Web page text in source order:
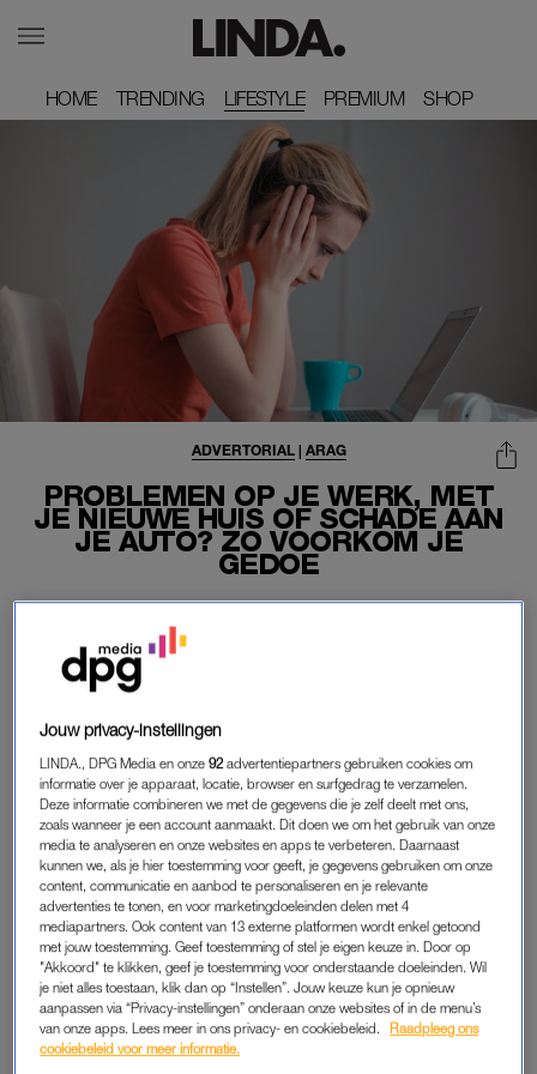
HOME
HOME TRENDING
TRENDING LIFESTYLE PREMIUM
PREMIUM SHOP
SHOP
PROBLEMEN OP JE WERK, MET
JE NIEUWE HUIS OF SCHADE AAN
JE AUTO? ZO VOORKOM JE
GEDOE
ADVERTORIAL| ARAG
droombaan of ben jij een van de
heeft weten te bemachtigen? Dan is het goed om even
Nieuwe fases in je leven zijn leuk en spannend, maar soms
heb je ook de expertise van een juridisch expert nodig.
BETROKKEN EXPERTS
Bij gedoe op je werk, een probleem met je nieuwe huis of
schade aan je auto is het toch fijn als je even met een jurist
kunt bellen over wat je het beste kunt doen. Een
rechtsbijstandverzekering komt altijd van pas.
Bij een belletje naar ARAG heb je meteen contact met een
jurist, die jouw zaak persoonlijk behandelt. Ook is er voor elke
Jouw privacy-instellingen
LINDA., DPG Media en onze92 advertentiepartners gebruiken cookies om
informatie over je apparaat, locatie, browser en surfgedrag te verzamelen.
Deze informatie combineren we met de gegevens die je zelf deelt met ons,
zoals wanneer je een account aanmaakt. Dit doen we om het gebruik van onze
media te analyseren en onze websites en apps te verbeteren. Daarnaast
kunnen we, als je hier toestemming voor geeft, je gegevens gebruiken om onze
content, communicatie en aanbod te personaliseren en je relevante
advertenties te tonen, en voor marketingdoeleinden delen met 4
mediapartners. Ook content van 13 externe platformen wordt enkel getoond
met jouw toestemming. Geef toestemming of stel je eigen keuze in. Door op
"Akkoord" te klikken, geef je toestemming voor onderstaande doeleinden. Wil
je niet alles toestaan, klik dan op “Instellen”. Jouw keuze kun je opnieuw
aanpassen via “Privacy-instellingen” onderaan onze websites of in de menu’s
van onze apps. Lees meer in ons privacy- en cookiebeleid.
Raadpleeg ons
cookiebeleid voor meer informatie.